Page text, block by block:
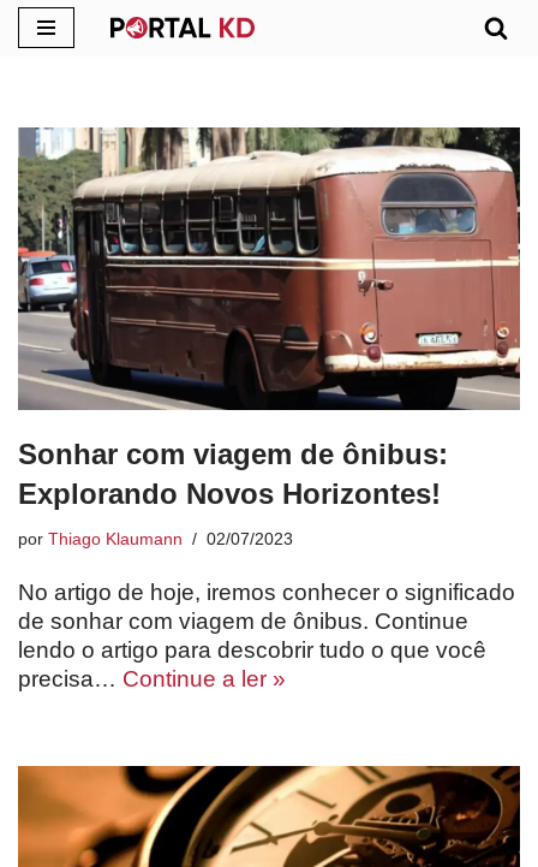
conteúdo
Sonhar com viagem de ônibus:
Explorando Novos Horizontes!
por Thiago Klaumann 02/07/2023
No artigo de hoje, iremos conhecer o significado
de sonhar com viagem de ônibus. Continue
lendo o artigo para descobrir tudo o que você
precisa… Continue a ler »